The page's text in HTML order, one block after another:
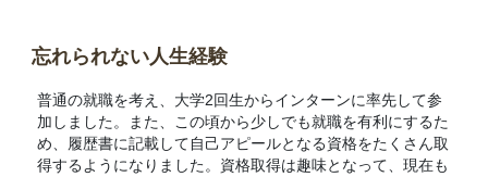
忘れられない人生経験
普通の就職を考え、大学2回生からインターンに率先して参
加しました。また、この頃から少しでも就職を有利にするた
め、履歴書に記載して自己アピールとなる資格をたくさん取
得するようになりました。資格取得は趣味となって、現在も